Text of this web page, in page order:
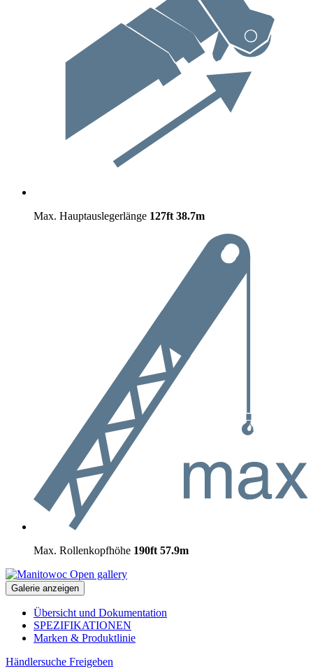
Max. Hauptauslegerlänge 127ft 38.7m
Max. Rollenkopfhöhe 190ft 57.9m
Open gallery
Galerie anzeigen
Übersicht und Dokumentation
SPEZIFIKATIONEN
Marken & Produktlinie
Händlersuche Freigeben